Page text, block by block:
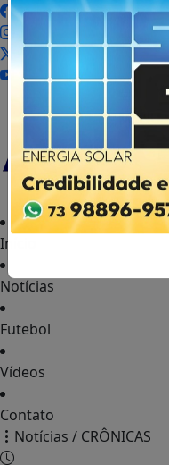
MENU
Início
Notícias
Futebol
Vídeos
Contato
Notícias / CRÔNICAS